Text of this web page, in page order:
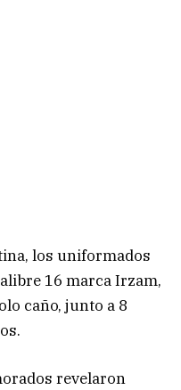
los uniformados
16 marca Irzam,
caño, junto a 8
revelaron